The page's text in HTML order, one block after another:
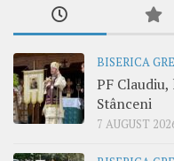
BISERICA
PF Claudiu,
Stânceni
7 AUGUST